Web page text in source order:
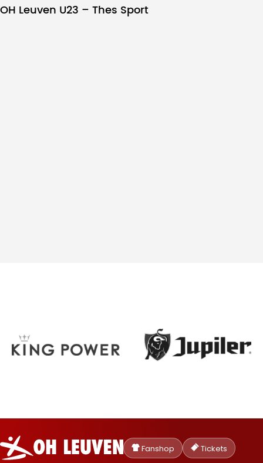
OH Leuven U23 – Thes Sport
Oud-
Heverlee
Leuven
Fanshop Tickets